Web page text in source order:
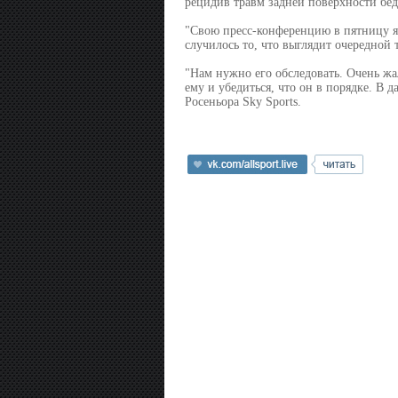
"Свою пресс-конференцию в пятницу
случилось то, что выглядит
"Нам нужно его обследовать. Очень
ему и убедиться, что он в порядке. В
Росеньора Sky Sports.